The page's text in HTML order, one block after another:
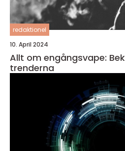
redaktionel
10. April 2024
Allt om engångsvape:
trenderna